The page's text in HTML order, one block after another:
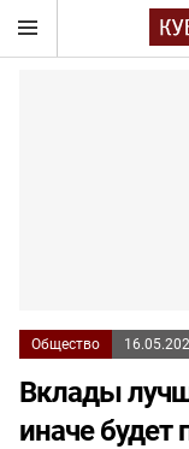
Общество
Вклады
иначе будет